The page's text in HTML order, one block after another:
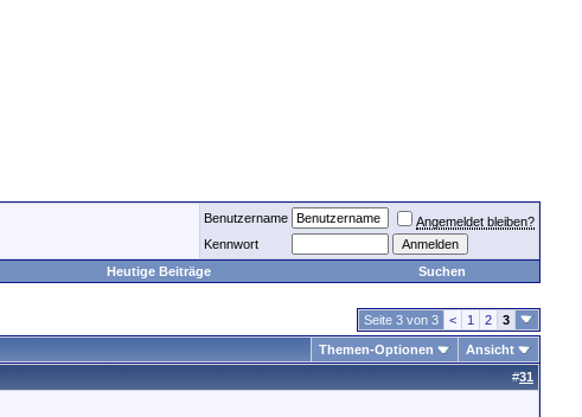
Benutzername
Angemeldet bleiben?
Kennwort
Heutige Beiträge Suchen
Seite 3 von 3 < 1 2 3
Themen-Optionen
Ansicht
#31